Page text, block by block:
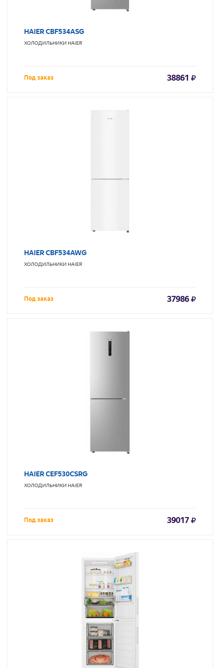
HAIER CBF534ASG
ХОЛОДИЛЬНИКИ HAIER
Под заказ 38861
HAIER CBF534AWG
ХОЛОДИЛЬНИКИ HAIER
Под заказ 37986
HAIER CEF530CSRG
ХОЛОДИЛЬНИКИ HAIER
Под заказ 39017